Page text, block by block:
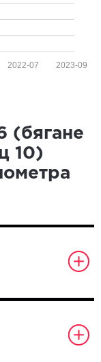
2023-09
2022-07
(бягане
10)